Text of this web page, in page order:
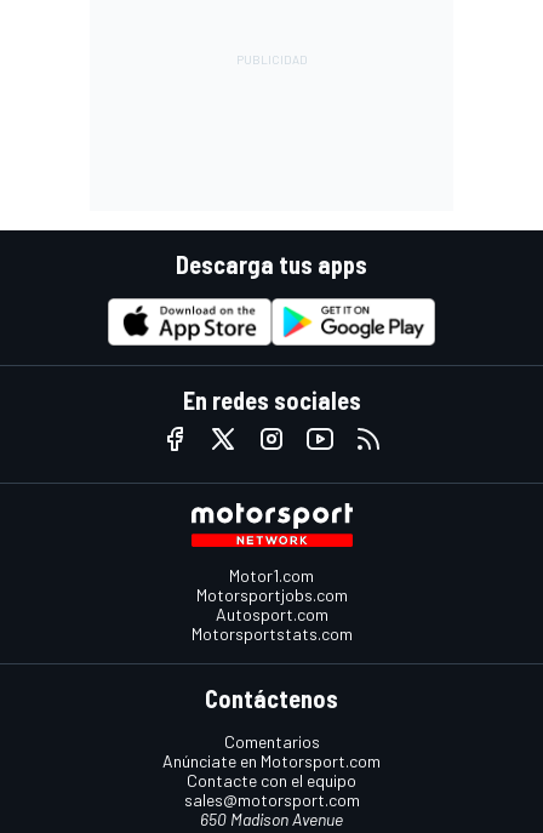
Descarga tus apps
En redes sociales
Motor1.com
Motorsportjobs.com
Autosport.com
Motorsportstats.com
Contáctenos
Comentarios
Anúnciate en Motorsport.com
Contacte con el equipo
sales@motorsport.com
650 Madison Avenue